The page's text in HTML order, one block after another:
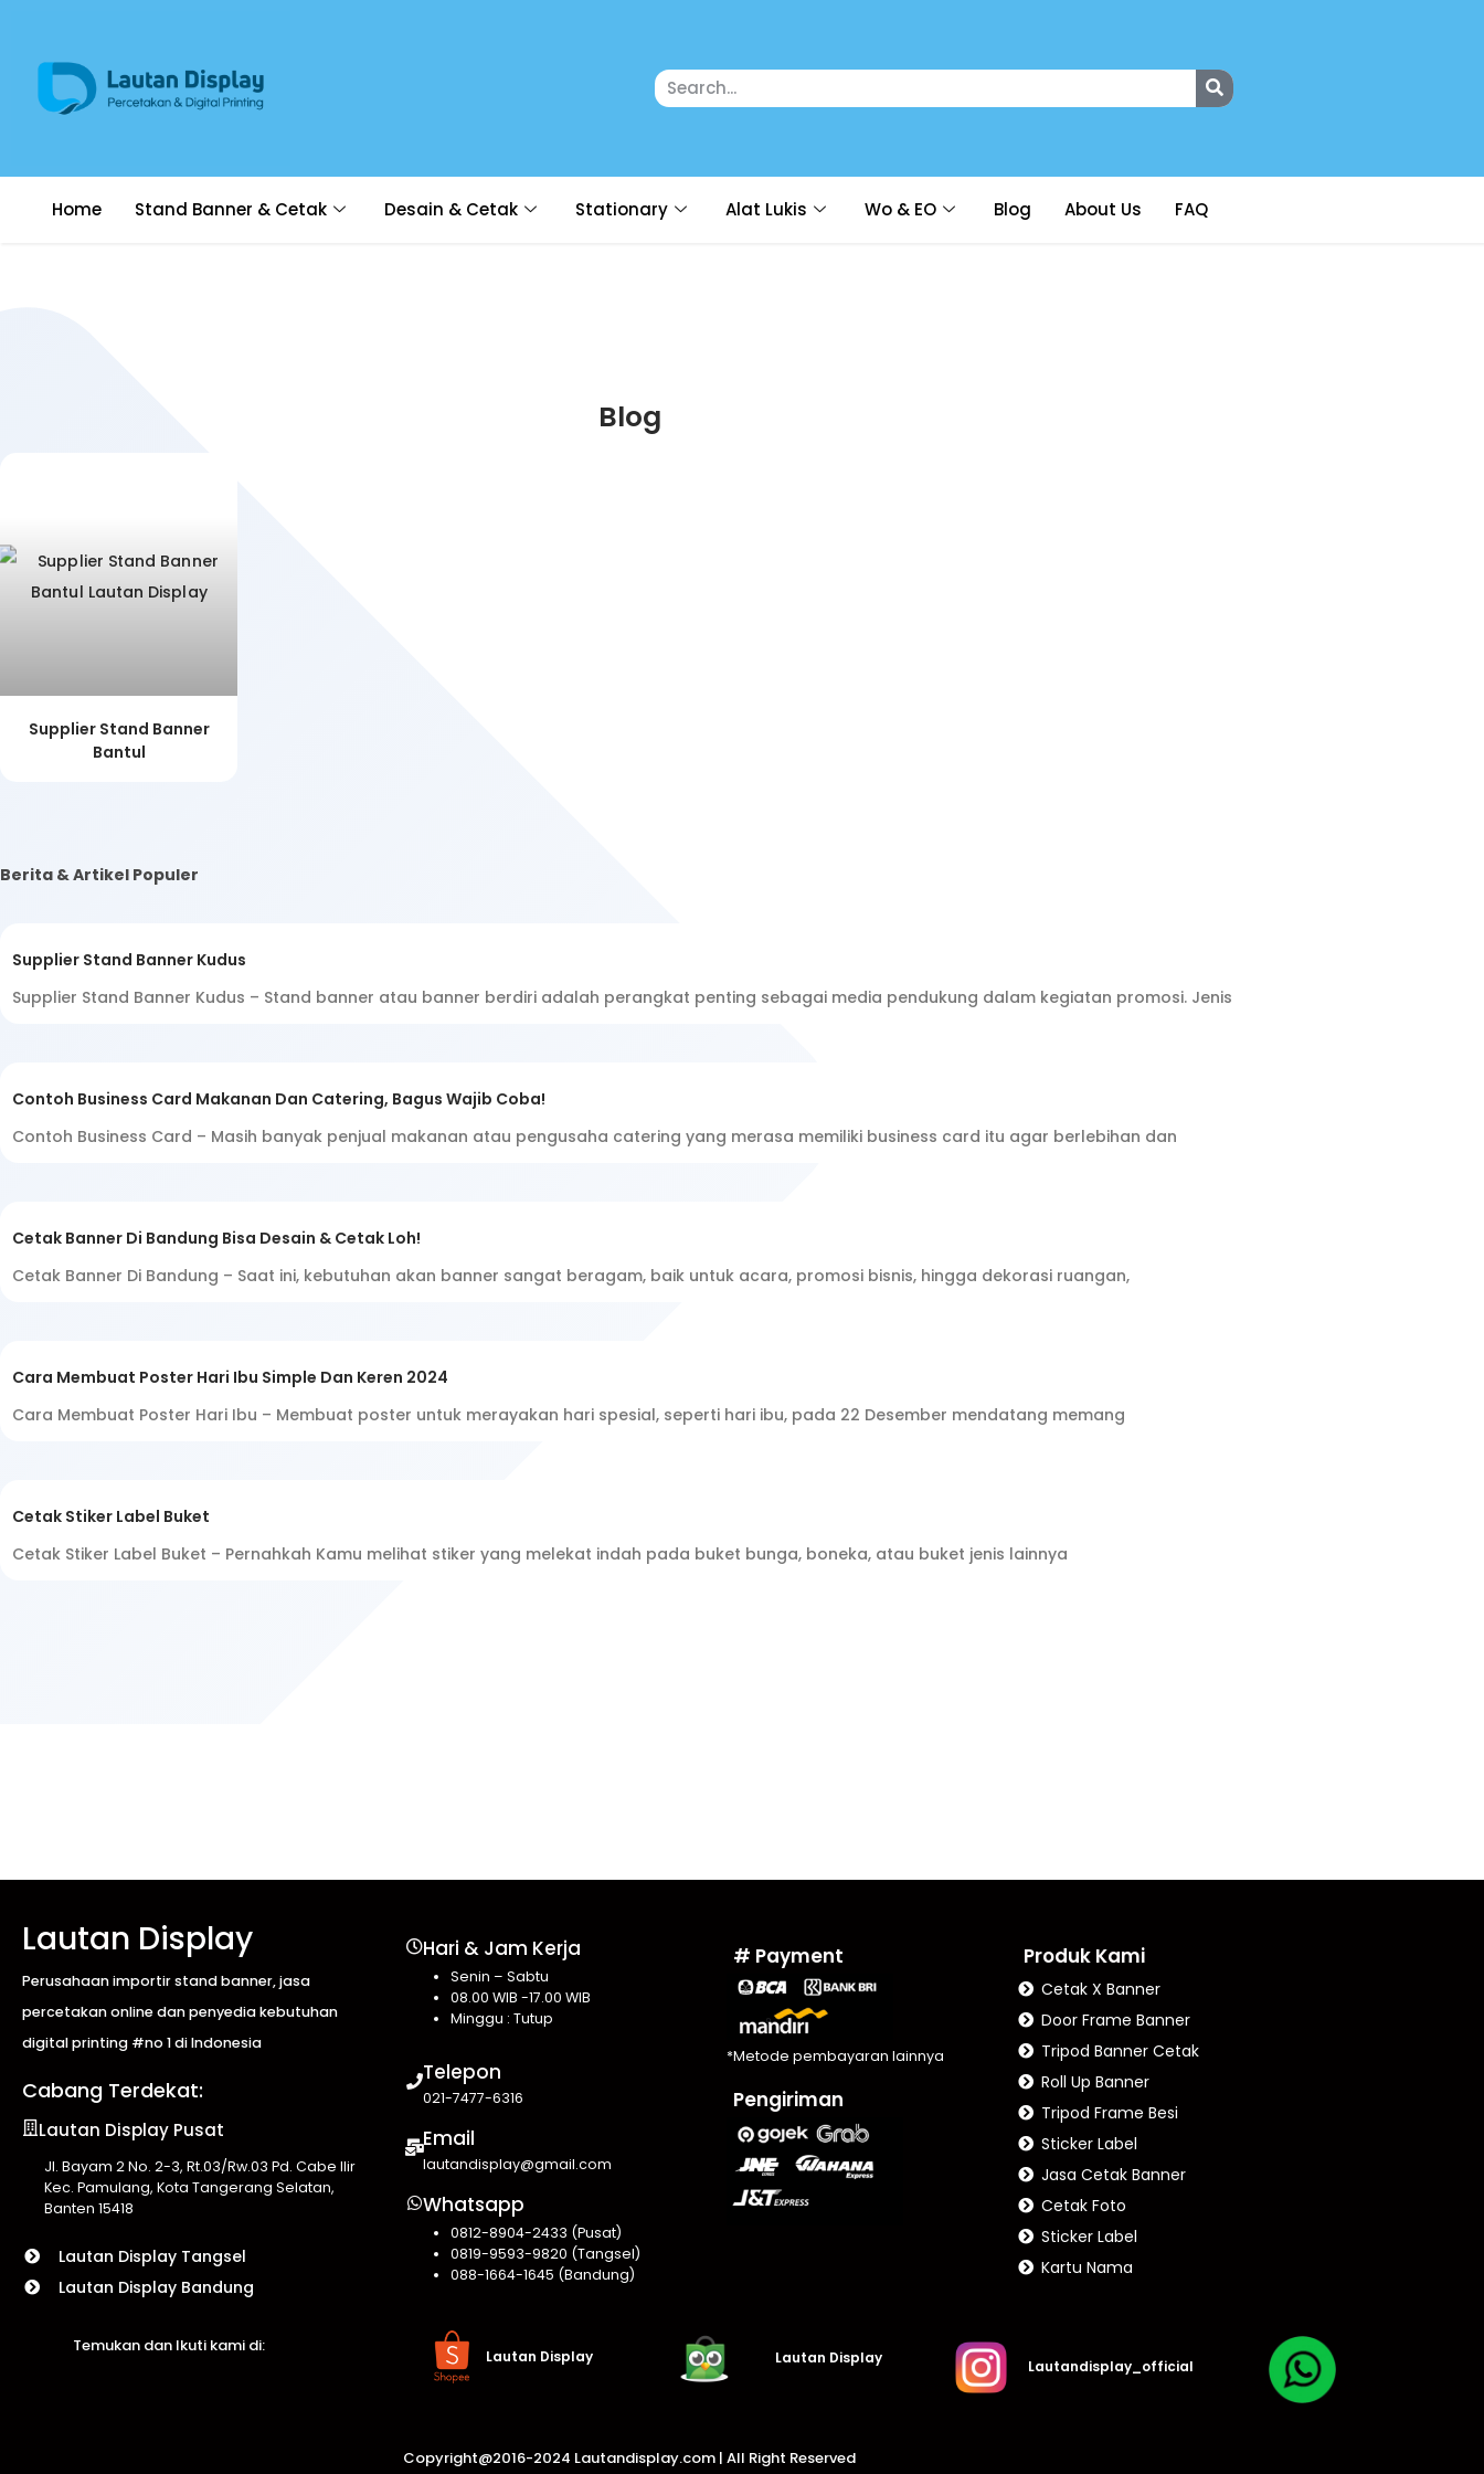
Home Stand Banner & Cetak Desain & Cetak Stationary Alat Lukis Wo & EO Blog About Us FAQ
Blog
Supplier Stand Banner
Bantul
Berita & Artikel Populer
Supplier Stand Banner Kudus
Supplier Stand Banner Kudus – Stand banner atau banner berdiri adalah perangkat penting sebagai media pendukung dalam kegiatan promosi. Jenis
Contoh Business Card Makanan Dan Catering, Bagus Wajib Coba!
Contoh Business Card – Masih banyak penjual makanan atau pengusaha catering yang merasa memiliki business card itu agar berlebihan dan
Cetak Banner Di Bandung Bisa Desain & Cetak Loh!
Cetak Banner Di Bandung – Saat ini, kebutuhan akan banner sangat beragam, baik untuk acara, promosi bisnis, hingga dekorasi ruangan,
Cara Membuat Poster Hari Ibu Simple Dan Keren 2024
Cara Membuat Poster Hari Ibu – Membuat poster untuk merayakan hari spesial, seperti hari ibu, pada 22 Desember mendatang memang
Cetak Stiker Label Buket
Cetak Stiker Label Buket – Pernahkah Kamu melihat stiker yang melekat indah pada buket bunga, boneka, atau buket jenis lainnya
Lautan Display
Perusahaan importir stand banner, jasa
percetakan online dan penyedia kebutuhan
digital printing #no 1 di Indonesia
Cabang Terdekat:
Lautan Display Pusat
Jl. Bayam 2 No. 2-3, Rt.03/Rw.03 Pd. Cabe Ilir
Kec. Pamulang, Kota Tangerang Selatan,
Banten 15418
Lautan Display Tangsel
Lautan Display Bandung
Hari & Jam Kerja
Senin – Sabtu
08.00 WIB -17.00 WIB
Minggu : Tutup
Telepon
021-7477-6316
Email
lautandisplay@gmail.com
Whatsapp
0812-8904-2433 (Pusat)
0819-9593-9820 (Tangsel)
088-1664-1645 (Bandung)
# Payment
*Metode pembayaran lainnya
Pengiriman
Produk Kami
Cetak X Banner
Door Frame Banner
Tripod Banner Cetak
Roll Up Banner
Tripod Frame Besi
Sticker Label
Jasa Cetak Banner
Cetak Foto
Sticker Label
Kartu Nama
Temukan dan Ikuti kami di:
Lautan Display Lautan Display
Lautandisplay_official
Copyright@2016-2024 Lautandisplay.com | All Right Reserved